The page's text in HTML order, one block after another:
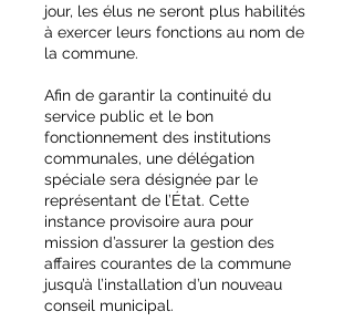
jour, les élus ne seront plus habilités
à exercer leurs fonctions au nom de
la commune.
Afin de garantir la continuité du
service public et le bon
fonctionnement des institutions
communales, une délégation
spéciale sera désignée par le
représentant de l’État. Cette
instance provisoire aura pour
mission d’assurer la gestion des
affaires courantes de la commune
jusqu’à l’installation d’un nouveau
conseil municipal.